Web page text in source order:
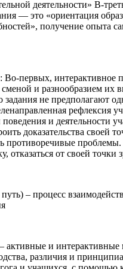
деятельности» В-
— это «ориентация
получение опыта
первых, интерактивное
и разнообразием
не предполагают
рефлексия
и деятельности
доказательства своей
противоречивые
отказаться от своей точки
– процесс
и
различия и